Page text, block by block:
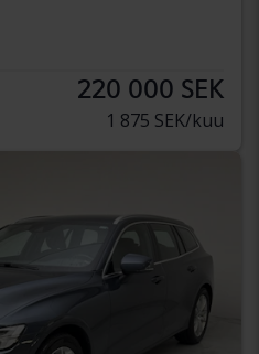
220 000 SEK
1 875 SEK/kuu